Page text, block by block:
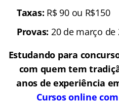
Taxas: R$ 90 ou R$150
Provas: 20 de março de
Estudando para
com quem tem
anos de experiência
Cursos online